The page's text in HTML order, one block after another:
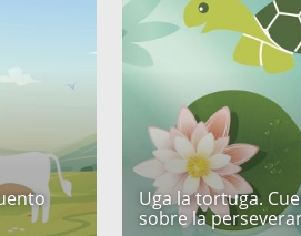
Uga la tortuga.
sobre la